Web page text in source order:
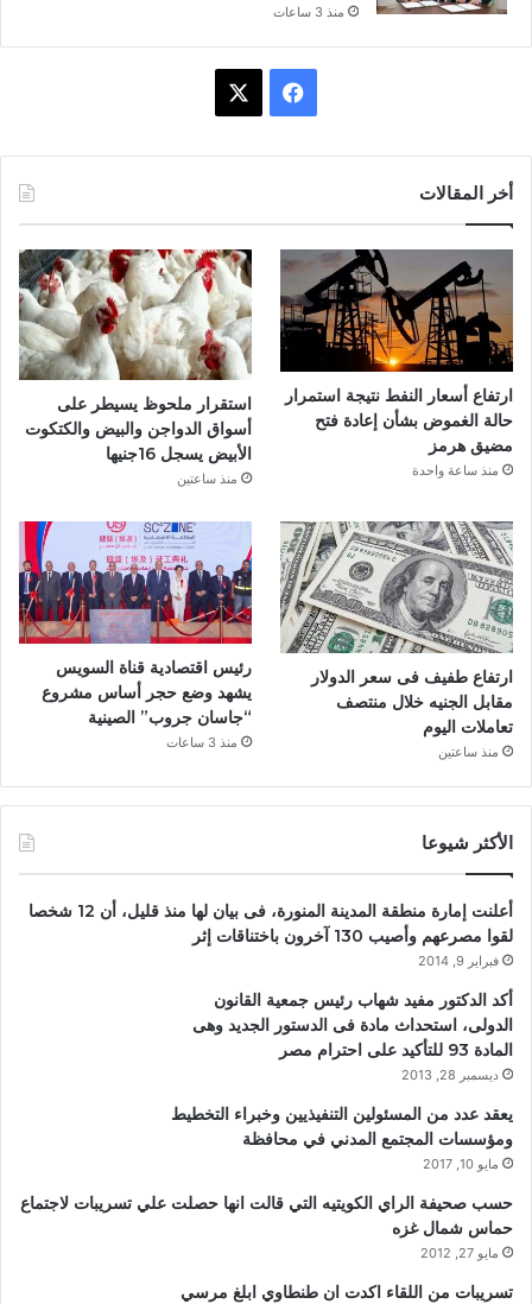
منذ 3 ساعات
ك
أخر المقالات
ارتفاع أسعار النفط نتيجة استمرار
حالة الغموض بشأن إعادة فتح
مضيق هرمز
منذ ساعة واحدة
استقرار ملحوظ يسيطر على
أسواق الدواجن والبيض والكتكوت
الأبيض يسجل 16جنيها
منذ ساعتين
ارتفاع طفيف فى سعر الدولار
مقابل الجنيه خلال منتصف
تعاملات اليوم
منذ ساعتين
رئيس اقتصادية قناة السويس
يشهد وضع حجر أساس مشروع
“جاسان جروب” الصينية
منذ 3 ساعات
الأكثر شيوعا
أعلنت إمارة منطقة المدينة المنورة، فى بيان لها منذ قليل، أن 12 شخصا
لقوا مصرعهم وأصيب 130 آخرون باختناقات إثر
فبراير 9, 2014
أكد الدكتور مفيد شهاب رئيس جمعية القانون
الدولى، استحداث مادة فى الدستور الجديد وهى
المادة 93 للتأكيد على احترام مصر
ديسمبر 28, 2013
يعقد عدد من المسئولين التنفيذيين وخبراء التخطيط
ومؤسسات المجتمع المدني في محافظة
مايو 10, 2017
حسب صحيفة الراي الكويتيه التي قالت انها حصلت علي تسريبات لاجتماع
حماس شمال غزه
مايو 27, 2012
تسريبات من اللقاء اكدت ان طنطاوي ابلغ مرسي